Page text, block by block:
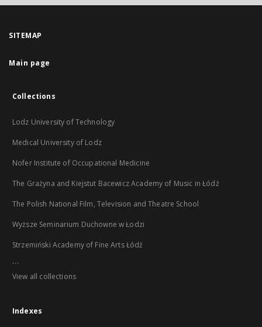
SITEMAP
Main page
Collections
Lodz University of Technology
Medical University of Lodz
Nofer Institute of Occupational Medicine
The Grażyna and Kiejstut Bacewicz Academy of Music in Łódź
The Polish National Film, Television and Theatre School
Wyższe Seminarium Duchowne w Łodzi
Strzemiński Academy of Fine Arts Łódź
...
View all collections
Indexes